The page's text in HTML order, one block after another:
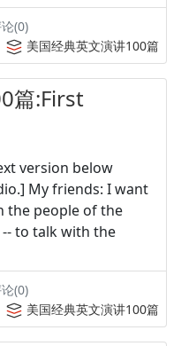
(0)
美国经典英文演讲100篇
篇:First
version below
My friends: I want
the people of the
to talk with the
(0)
美国经典英文演讲100篇